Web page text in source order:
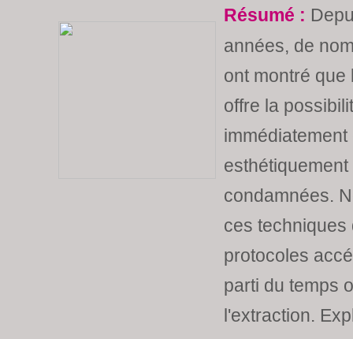
Résumé :
années, de
ont montré que
offre la
immédiatement
condamnées.
ces techniques
protocoles
parti du temps
l'extraction.